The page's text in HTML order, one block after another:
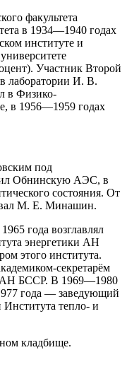
факультета
в 1934—1940 годах
институте и
Участник Второй
лаборатории И. В.
в Физико-
в 1956—1959 годах
под
Обнинскую АЭС, в
состояния. От
М. Е. Минашин.
года возглавлял
энергетики АН
этого института.
секретарём
АН БССР. В 1969—1980
года — заведующий
Института тепло- и
кладбище.